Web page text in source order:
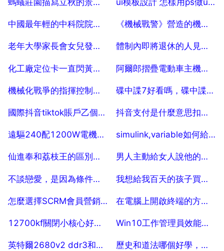
螞蟻莊園描寫立秋的景象，哪一句描寫秋天螞蟻莊園
2025-07-04
ui模板設計 怎樣用ps做ui設計 ps做ui介面設計教程
2025-07-04
中國最年輕的中科院院士是誰
2025-07-04
《機械戰警》營造的機械世界怎麼樣？
2025-07-04
老年大學家長會女兒發表雞媽式演講，這波操作你驚呆了嗎？
2025-07-04
體制內即將退休的人見了領導怎麼辦
2025-07-04
化工廠定位卡一直閃黃燈，黃燈一直閃爍表示什麼
2025-07-04
阿爾郎摺疊電動車主機板壞了怎麼修理
2025-07-04
機械化戰爭的指揮控制結構是什麼結構
2025-07-04
碟中諜7好看嗎，碟中諜7為什麼分上下部？
2025-07-04
國際抖音tiktok賬戶乙個人能開通多少個
2025-07-04
抖音支付是什麼意思扣哪裡錢
2025-07-04
遠驅240配1200W電機60v電池能跑多快？
2025-07-04
simulink,variable如何給數值
2025-07-04
仙進奉和荔枝王的區別，仙進奉荔枝有什麼缺點
2025-07-04
男人主動給女人說他的年齡是什麼意思
2025-07-04
不談戀愛，是因為條件太高麼？
2025-07-04
我想給我百天的孩子買保險，哪種保險最好
2025-07-04
怎麼選擇SCRM會員營銷系統？
2025-07-04
在電腦上開啟終端的方法有哪些？
2025-07-04
12700kf關閉小核心好不好
2025-07-04
Win10工作管理員效能欄無法檢視CPU核心個數的解決方法
2025-07-04
英特爾2680v2 ddr3和2673v3和ddr4哪個好？ 歷史和道法哪個好學，歷史道法怎樣能考好